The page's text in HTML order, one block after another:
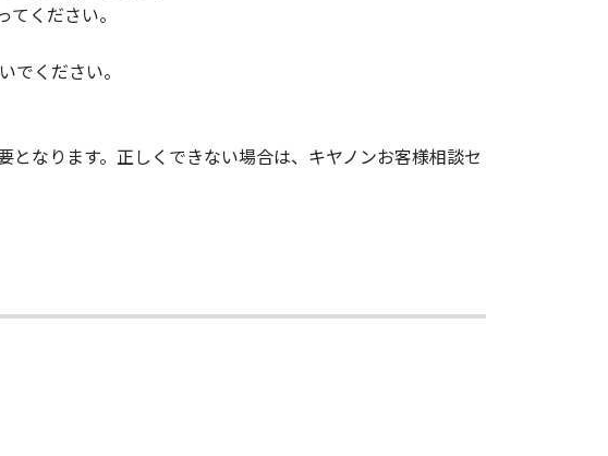
ください。
でください。
なります。正しくできない場合は、キヤノンお客様相談セ